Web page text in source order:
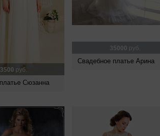
руб.
Сюзанна
35000 руб.
Свадебное платье Арина